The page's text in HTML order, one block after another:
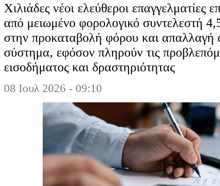
Χιλιάδες νέοι ελεύθεροι επαγγελματίες
από μειωμένο φορολογικό συντελεστή
στην προκαταβολή φόρου και απαλλαγή
σύστημα, εφόσον πληρούν τις
εισοδήματος και δραστηριότητας
08 Ιουλ 2026 - 09:10